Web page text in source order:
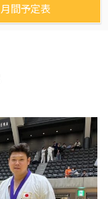
月間予定表